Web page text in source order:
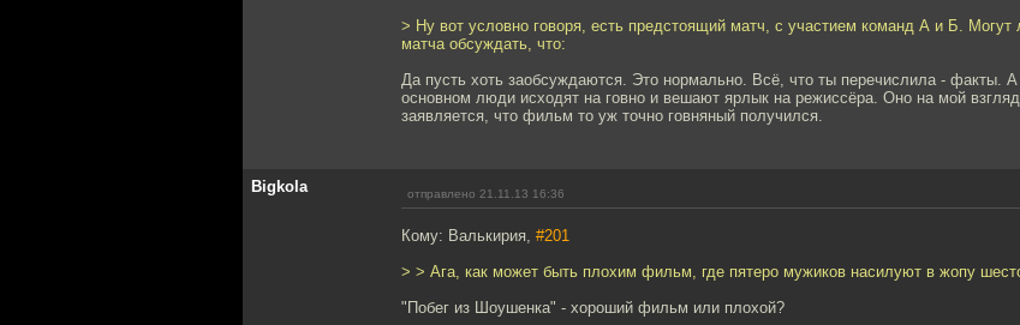
> Ну вот условно говоря, есть предстоящий матч, с участием команд А и Б. Могут
матча обсуждать, что:
Да пусть хоть заобсуждаются. Это нормально. Всё, что ты перечислила - факты.
основном люди исходят на говно и вешают ярлык на режиссёра. Оно на мой взгляд
заявляется, что фильм то уж точно говняный получился.
Bigkola отправлено 21.11.13 16:36
Кому: Валькирия, #201
> > Ага, как может быть плохим фильм, где пятеро мужиков насилуют в жопу
"Побег из Шоушенка" - хороший фильм или плохой?